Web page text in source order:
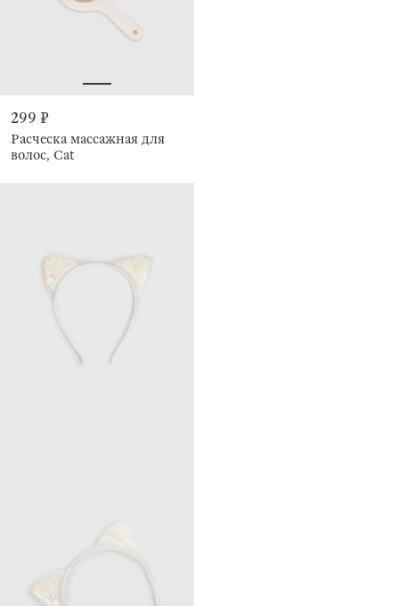
299 ₽
Расческа массажная для
волос, Cat